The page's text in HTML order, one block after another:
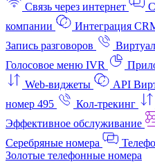
Связь через интернет
компании
Интеграция
Запись разговоров
Голосовое меню IVR
Web-виджеты
API
номер 495
Кол-трекинг
Эффективное обслуживание
Серебряные номера
Золотые телефонные номера